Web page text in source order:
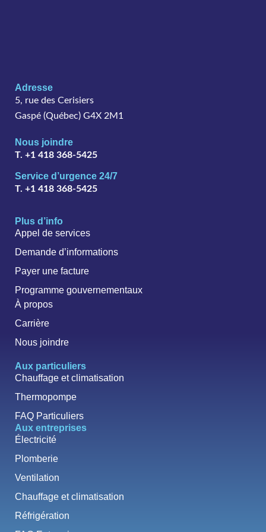
Adresse
5, rue des Cerisiers
Gaspé (Québec) G4X 2M1
Nous joindre
T. +1 418 368-5425
Service d’urgence 24/7
T. +1 418 368-5425
Plus d’info
Appel de services
Demande d’informations
Payer une facture
Programme gouvernementaux
À propos
Carrière
Nous joindre
Aux particuliers
Chauffage et climatisation
Thermopompe
FAQ Particuliers
Aux entreprises
Électricité
Plomberie
Ventilation
Chauffage et climatisation
Réfrigération